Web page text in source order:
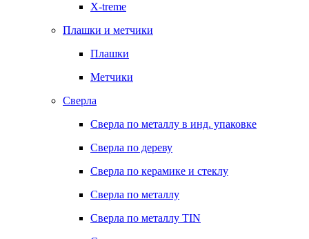
X-treme
Плашки и метчики
Плашки
Метчики
Сверла
Сверла по металлу в инд. упаковке
Сверла по дереву
Сверла по керамике и стеклу
Сверла по металлу
Сверла по металлу TIN